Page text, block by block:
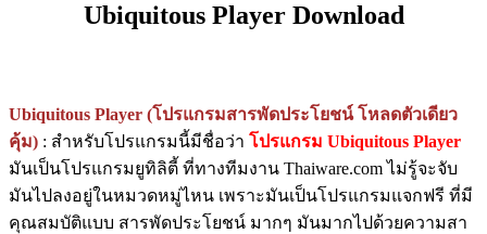
Ubiquitous Player Download
Ubiquitous Player (โปรแกรมสารพัดประโยชน์ โหลดตัวเดียว
คุ้ม) : สำหรับโปรแกรมนี้มีชื่อว่า โปรแกรม Ubiquitous Player
มันเป็นโปรแกรมยูทิลิตี้ ที่ทางทีมงาน Thaiware.com ไม่รู้จะจับ
มันไปลงอยู่ในหมวดหมู่ไหน เพราะมันเป็นโปรแกรมแจกฟรี ที่มี
คุณสมบัติแบบ สารพัดประโยชน์ มากๆ มันมากไปด้วยความสา